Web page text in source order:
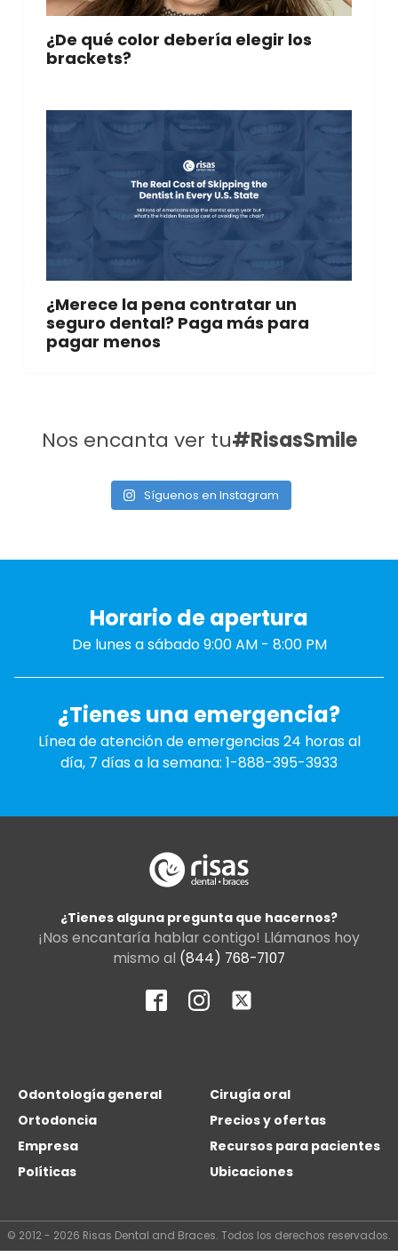
¿De qué color debería elegir los
brackets?
¿Merece la pena contratar un
seguro dental? Paga más para
pagar menos
Nos encanta ver tu#RisasSmile
Síguenos en Instagram
Horario de apertura
De lunes a sábado 9:00 AM - 8:00 PM
¿Tienes una emergencia?
Línea de atención de emergencias 24 horas al
día, 7 días a la semana: 1-888-395-3933
¿Tienes alguna pregunta que hacernos?
¡Nos encantaría hablar contigo! Llámanos hoy
mismo al (844) 768-7107
Odontología general
Cirugía oral
Ortodoncia
Precios y ofertas
Empresa
Recursos para pacientes
Políticas
Ubicaciones
© 2012 - 2026 Risas Dental and Braces. Todos los derechos reservados.